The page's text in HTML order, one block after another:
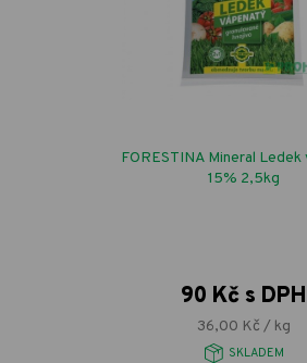
FORESTINA Mineral Ledek
15% 2,5kg
90 Kč s DPH
36,00 Kč / kg
SKLADEM